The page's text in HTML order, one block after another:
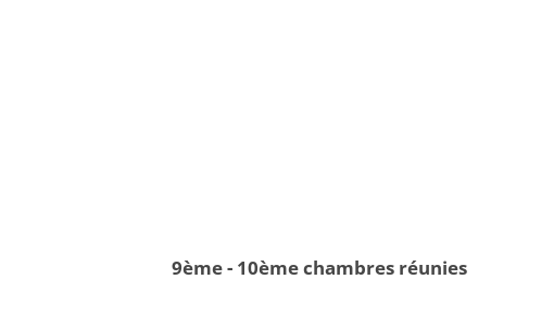
9ème - 10ème chambres réunies